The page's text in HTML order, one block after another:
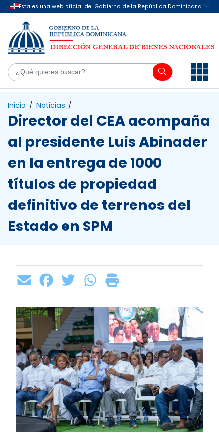
Saltar al contenido principal
Inicio / Noticias /
Director del CEA acompaña
al presidente Luis Abinader
en la entrega de 1000
títulos de propiedad
definitivo de terrenos del
Estado en SPM